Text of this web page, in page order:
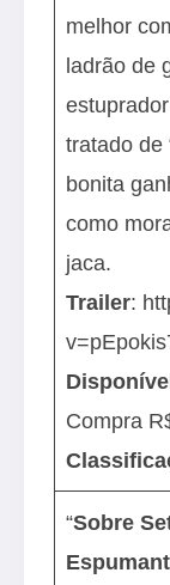
melhor
ladrão de
tratado de
bonita
como
jaca.
Trailer:
Compra
“Sobre